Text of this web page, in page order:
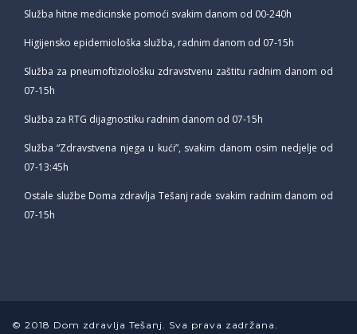
Služba hitne medicinske pomoći svakim danom od 00-240h
Higijensko epidemiološka služba, radnim danom od 07-15h
Služba za pneumoftiziološku zdravstvenu zaštitu radnim danom od
07-15h
Služba za RTG dijagnostiku radnim danom od 07-15h
Služba “Zdravstvena njega u kući”, svakim danom osim nedjelje od
07-13:45h
Ostale službe Doma zdravlja Tešanj rade svakim radnim danom od
07-15h
© 2018 Dom zdravlja Tešanj. Sva prava zadržana.